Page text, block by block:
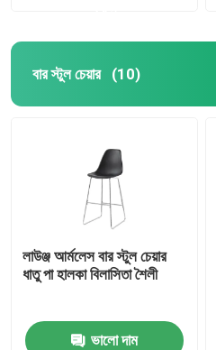
বার স্টুল চেয়ার (10)
লাউঞ্জ আর্মলেস বার স্টুল চেয়ার
ধাতু পা হালকা বিলাসিতা শৈলী
ভালো দাম